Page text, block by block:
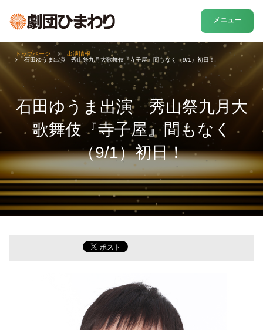
メニュー
石田ゆうま出演 秀山祭九月大
歌舞伎『寺子屋』間もなく
（9/1）初日！
トップページ
出演情報
石田ゆうま出演 秀山祭九月大歌舞伎『寺子屋』間もなく（9/1）初日！